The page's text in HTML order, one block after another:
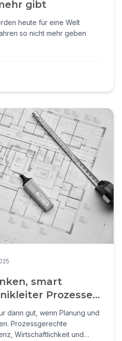
gibt
heute für eine Welt
so nicht mehr geben
smart
Prozesse
Zukunft
dann gut, wenn Planung und
Prozessgerechte
Wirtschaftlichkeit und